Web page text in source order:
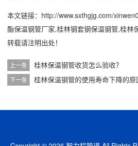
本文链接：http://www.sxthgjg.com/
酯保温钢管厂家,桂林钢套钢保温钢管,桂林
转载请注明出处！
上一条 桂林保温钢管收货怎么验收？
下一条 桂林保温钢管的使用寿命下降的原